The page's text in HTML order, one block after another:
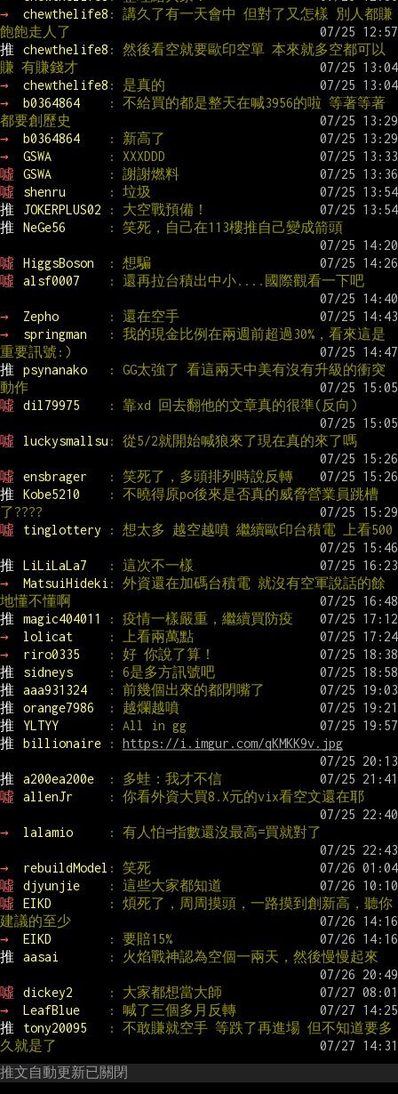
→
chewthelife8 : 講久了有一天會中 但對了又怎樣 別人都賺
飽飽走人了
推
chewthelife8 : 然後看空就要歐印空單 本來就多空都可以
賺 有賺錢才
→
chewthelife8 : 是真的
→
b0364864
: 不給買的都是整天在喊3956的啦 等著等著
都要創歷史
→
b0364864
: 新高了
→
GSWA
: XXXDDD
噓
GSWA
: 謝謝燃料
噓
shenru
: 垃圾
推
JOKERPLUS02
: 大空戰預備！
推
NeGe56 : 笑死，自己在113樓推自己變成箭頭
噓 HiggsBoson
: 想騙
噓
alsf0007 : 還再拉台積出中小....國際觀看一下吧
→ Zepho
: 還在空手
→
springman
: 我的現金比例在兩週前超過30%，看來這是
重要訊號:)
推
psynanako
: GG太強了 看這兩天中美有沒有升級的衝突
動作
噓
dil79975 : 靠xd 回去翻他的文章真的很準(反向)
噓 luckysmallsu : 從5/2就開始喊狼來了現在真的來了嗎
噓 ensbrager
: 笑死了，多頭排列時說反轉
推
Kobe5210
: 不曉得原po後來是否真的威脅營業員跳槽
了????
噓
tinglottery : 想太多 越空越噴 繼續歐印台積電 上看500
推 LiLiLaLa7
: 這次不一樣
→
MatsuiHideki : 外資還在加碼台積電 就沒有空軍說話的餘
地懂不懂啊
推
magic404011
: 疫情一樣嚴重，繼續買防疫
→
lolicat
: 上看兩萬點
→
riro0335
: 好 你說了算！
推
sidneys
: 6是多方訊號吧
推
aaa931324
: 前幾個出來的都閉嘴了
推
orange7986
: 越爛越噴
推
YLTYY
: All in gg
推
billionaire : https://i.imgur.com/qKMKK9v.jpg
推 a200ea200e
: 多蛙：我才不信
噓
allenJr : 你看外資大買8.X元的vix看空文還在耶
→ lalamio : 有人怕=指數還沒最高=買就對了
→ rebuildModel : 笑死
噓
djyunjie
: 這些大家都知道
噓
EIKD
: 煩死了，周周摸頭，一路摸到創新高，聽你
建議的至少
→
EIKD
: 要賠15%
推
aasai : 火焰戰神認為空個一兩天，然後慢慢起來
噓 dickey2
: 大家都想當大師
→
LeafBlue
: 喊了三個多月反轉
推
tony20095
: 不敢賺就空手 等跌了再進場 但不知道要多
久就是了
推文自動更新已關閉